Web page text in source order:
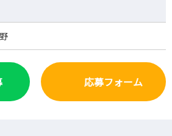
応募フォーム